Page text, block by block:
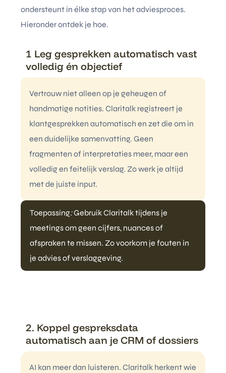
ondersteunt in élke stap van het adviesproces.
Hieronder ontdek je hoe.
1 Leg gesprekken automatisch vast
volledig én objectief
Vertrouw niet alleen op je geheugen of
handmatige notities. Claritalk registreert je
klantgesprekken automatisch en zet die om in
een duidelijke samenvatting. Geen
fragmenten of interpretaties meer, maar een
volledig en feitelijk verslag. Zo werk je altijd
met de juiste input.
Toepassing:Gebruik Claritalk tijdens je
meetings om geen cijfers, nuances of
afspraken te missen. Zo voorkom je fouten in
je advies of verslaggeving.
2. Koppel gespreksdata
automatisch aan je CRM of dossiers
AI kan meer dan luisteren. Claritalk herkent wie